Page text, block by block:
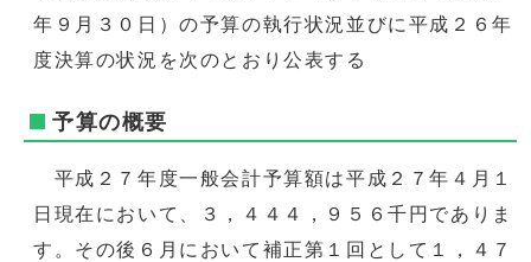
年９月３０日）の予算の執行状況並びに平成２６年
度決算の状況を次のとおり公表する
予算の概要
平成２７年度一般会計予算額は平成２７年４月１
日現在において、３，４４４，９５６千円でありま
す。その後６月において補正第１回として１，４７